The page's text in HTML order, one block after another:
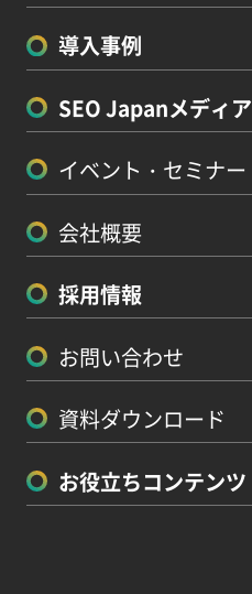
導入事例
SEO Japanメディア
イベント・セミナー
会社概要
採用情報
お問い合わせ
資料ダウンロード
お役立ちコンテンツ